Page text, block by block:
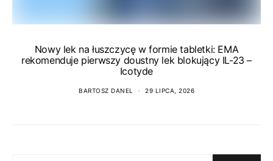
Nowy lek na łuszczycę w formie tabletki: EMA
rekomenduje pierwszy doustny lek blokujący IL-23 –
Icotyde
BARTOSZ DANEL 29 LIPCA, 2026